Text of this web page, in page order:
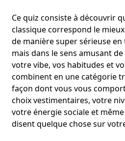
Ce quiz consiste à découvrir
classique correspond le
de manière super sérieuse
mais dans le sens amusant
votre vibe, vos habitudes et
combinent en une catégorie
façon dont vous vous
choix vestimentaires, votre
votre énergie sociale et
disent quelque chose sur